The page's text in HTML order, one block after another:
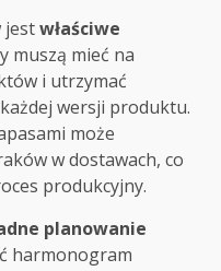
jestwłaściwe
muszą mieć na
i utrzymać
wersji produktu.
może
w dostawach, co
produkcyjny.
planowanie
harmonogram